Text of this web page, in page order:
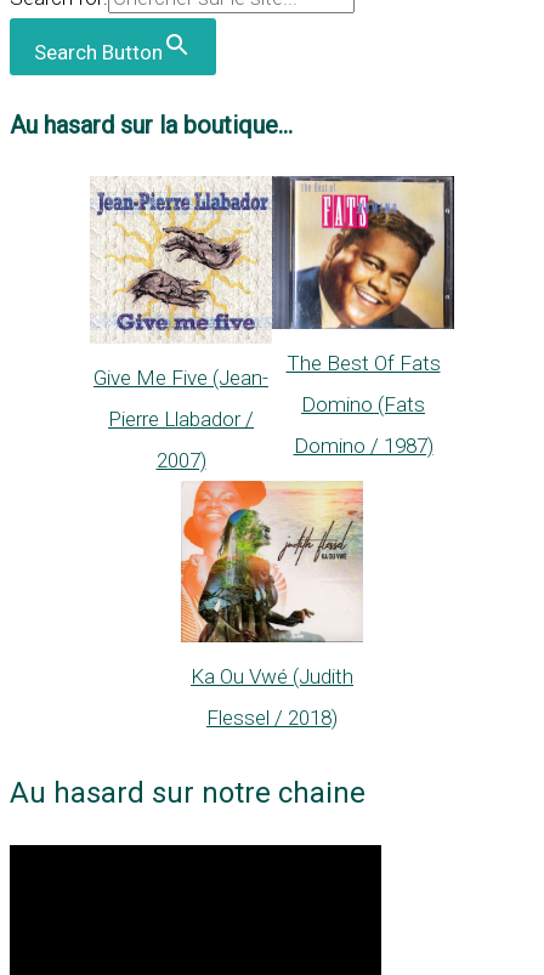
Search Button
Au hasard sur la boutique...
Give Me Five (Jean-
Pierre Llabador /
2007)
The Best Of Fats
Domino (Fats
Domino / 1987)
Ka Ou Vwé (Judith
Flessel / 2018)
Au hasard sur notre chaine